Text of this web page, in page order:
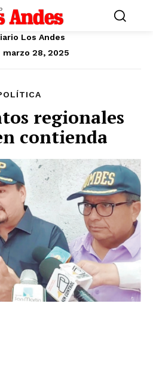
Los Andes
marzo 28, 2025
regionales
contienda